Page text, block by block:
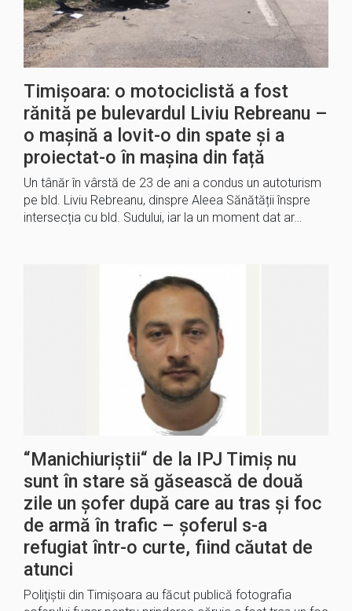
Timișoara: o motociclistă a fost
rănită pe bulevardul Liviu Rebreanu –
o mașină a lovit-o din spate și a
proiectat-o în mașina din față
Un tânăr în vârstă de 23 de ani a condus un autoturism
pe bld. Liviu Rebreanu, dinspre Aleea Sănătății înspre
intersecția cu bld. Sudului, iar la un moment dat ar…
“Manichiuriștii“ de la IPJ Timiș nu
sunt în stare să găsească de două
zile un șofer după care au tras și foc
de armă în trafic – șoferul s-a
refugiat într-o curte, fiind căutat de
atunci
Poliţiştii din Timişoara au făcut publică fotografia